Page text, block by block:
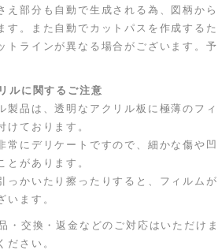
え部分も自動で生成される為、図柄か
す。また自動でカットパスを作成するた
トラインが異なる場合がございます。
ルに関するご注意
製品は、透明なアクリル板に極薄のフ
けております。
常にデリケートですので、細かな傷や凹
とがあります。
っかいたり擦ったりすると、フィルム
います。
・交換・返金などのご対応はいただけ
ださい。